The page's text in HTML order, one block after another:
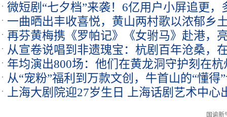
至2228家
微短剧“七夕档”来袭！6亿用户小屏追更
线一曲晒出丰收喜悦，黄山两村歌以浓郁乡
再芬黄梅携《罗帕记》《女驸马》赴港，
演出季
从宣卷说唱到非遗瑰宝：杭剧百年沧桑，
响年均演出800场：他们在黄龙洞守护刻在
从“宠粉”福利到万款文创，牛首山的“懂得
山间上海大剧院迎27岁生日 上海话剧艺术中心
国谕新